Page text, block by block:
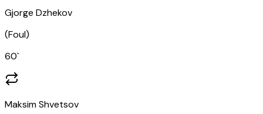
Gjorge Dzhekov
(Foul)
60`
Maksim Shvetsov